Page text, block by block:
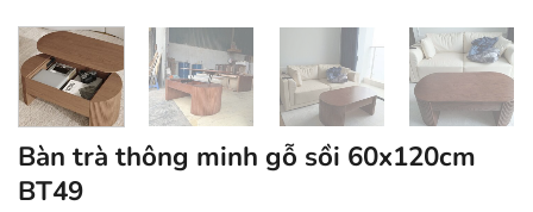
Bàn trà thông minh gỗ sồi 60x120cm
BT49